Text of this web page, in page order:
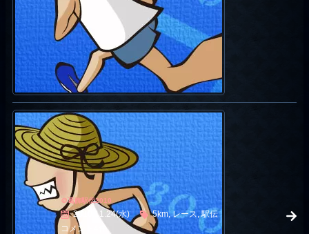
＠葛飾駅伝2010
2010.11.24(水)
5km, レース, 駅伝
コメント4件